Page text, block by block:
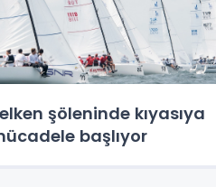
şöleninde kıyasıya
başlıyor